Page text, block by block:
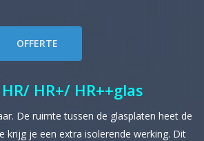
OFFERTE
HR+/ HR++glas
De ruimte tussen de glasplaten heet de
krijg je een extra isolerende werking. Dit